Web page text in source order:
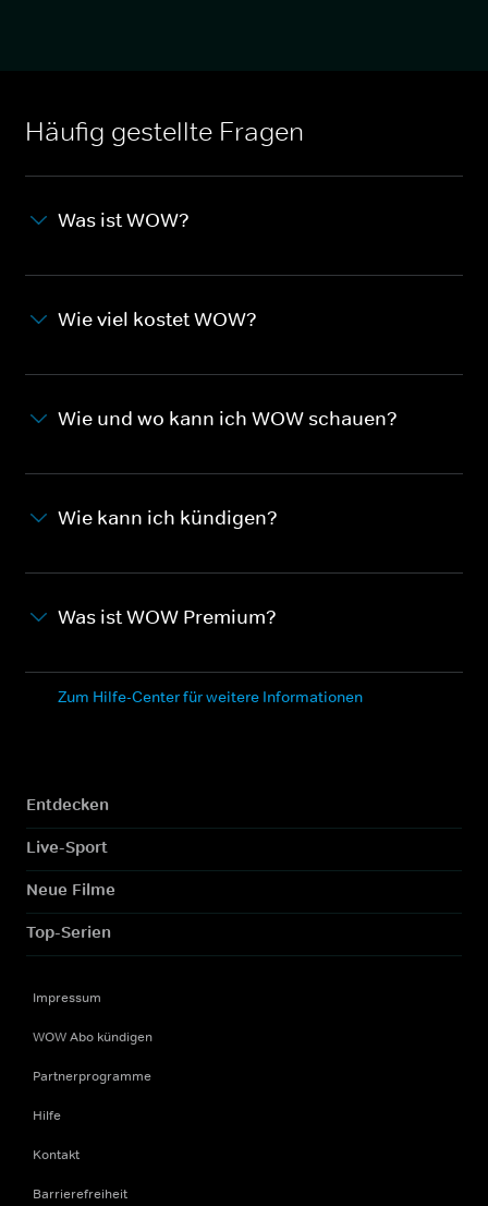
Häufig gestellte Fragen
Was ist WOW?
Wie viel kostet WOW?
Wie und wo kann ich WOW schauen?
Wie kann ich kündigen?
Was ist WOW Premium?
Zum Hilfe-Center für weitere Informationen
Entdecken
Live-Sport
Neue Filme
Top-Serien
Impressum
WOW Abo kündigen
Partnerprogramme
Hilfe
Kontakt
Barrierefreiheit